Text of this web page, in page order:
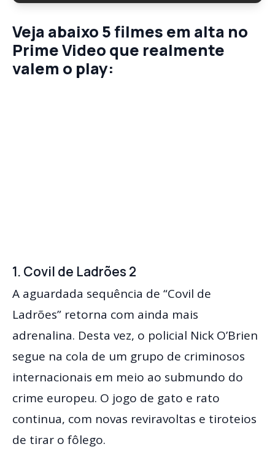
Veja abaixo 5 filmes em alta no
Prime Video que realmente
valem o play:
1. Covil de Ladrões 2
A aguardada sequência de “Covil de
Ladrões” retorna com ainda mais
adrenalina. Desta vez, o policial Nick O’Brien
segue na cola de um grupo de criminosos
internacionais em meio ao submundo do
crime europeu. O jogo de gato e rato
continua, com novas reviravoltas e tiroteios
de tirar o fôlego.